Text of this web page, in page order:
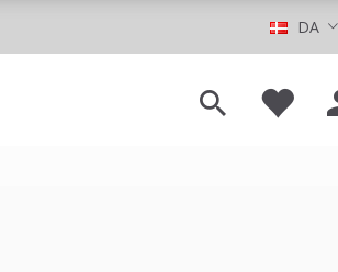
DA